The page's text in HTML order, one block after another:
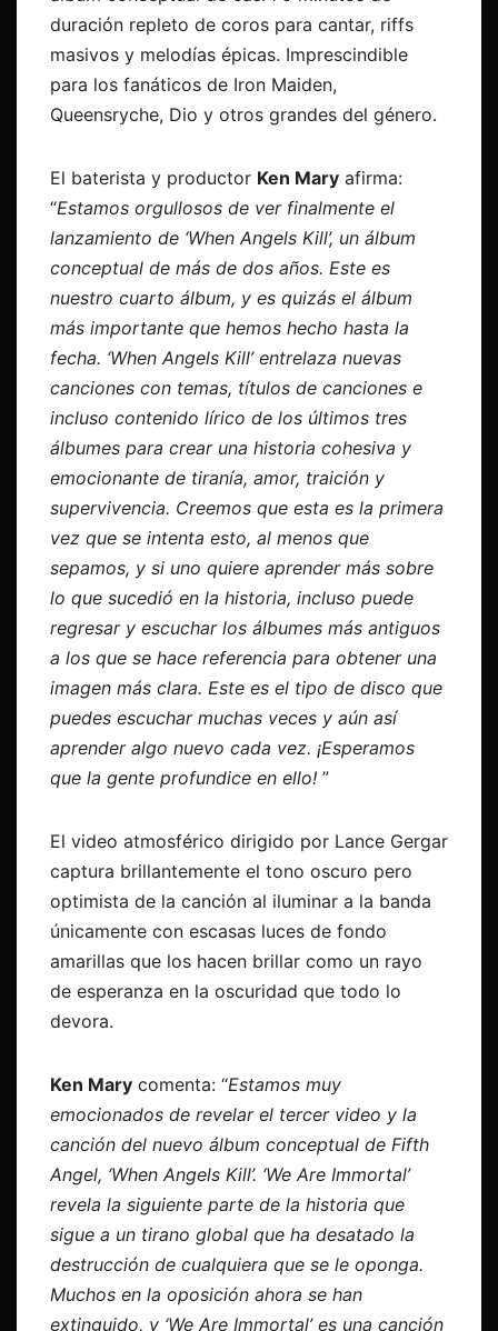
duración repleto de coros para cantar, riffs
masivos y melodías épicas. Imprescindible
para los fanáticos de Iron Maiden,
Queensryche, Dio y otros grandes del género.
El baterista y productor Ken Mary afirma:
“Estamos orgullosos de ver finalmente el
lanzamiento de ‘When Angels Kill’, un álbum
conceptual de más de dos años. Este es
nuestro cuarto álbum, y es quizás el álbum
más importante que hemos hecho hasta la
fecha. ‘When Angels Kill’ entrelaza nuevas
canciones con temas, títulos de canciones e
incluso contenido lírico de los últimos tres
álbumes para crear una historia cohesiva y
emocionante de tiranía, amor, traición y
supervivencia. Creemos que esta es la primera
vez que se intenta esto, al menos que
sepamos, y si uno quiere aprender más sobre
lo que sucedió en la historia, incluso puede
regresar y escuchar los álbumes más antiguos
a los que se hace referencia para obtener una
imagen más clara. Este es el tipo de disco que
puedes escuchar muchas veces y aún así
aprender algo nuevo cada vez. ¡Esperamos
que la gente profundice en ello! ”
El video atmosférico dirigido por Lance Gergar
captura brillantemente el tono oscuro pero
optimista de la canción al iluminar a la banda
únicamente con escasas luces de fondo
amarillas que los hacen brillar como un rayo
de esperanza en la oscuridad que todo lo
devora.
Ken Mary comenta: “Estamos muy
emocionados de revelar el tercer video y la
canción del nuevo álbum conceptual de Fifth
Angel, ‘When Angels Kill’. ‘We Are Immortal’
revela la siguiente parte de la historia que
sigue a un tirano global que ha desatado la
destrucción de cualquiera que se le oponga.
Muchos en la oposición ahora se han
extinguido, y ‘We Are Immortal’ es una canción